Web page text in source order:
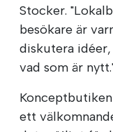
Stocker.
besökare är
diskutera
vad som är
ett